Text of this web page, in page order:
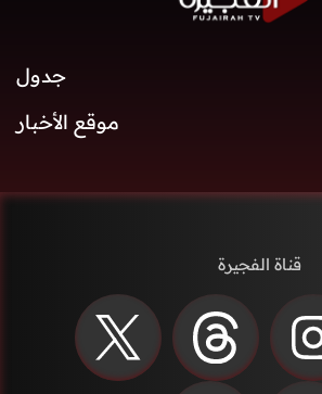
جدول
موقع الأخبار
قناة الفجيرة